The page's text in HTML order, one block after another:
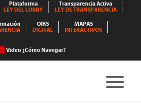
Plataforma
LEY DEL LOBBY
Transparencia Activa
LEY DE TRANSPARENCIA
OIRS
DIGITAL
MAPAS
INTERACTIVOS
Video ¿Cómo Navegar?